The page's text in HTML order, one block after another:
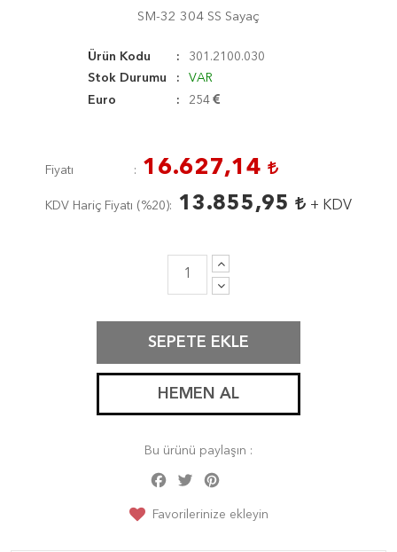
SM-32 304 SS Sayaç
Ürün Kodu
301.2100.030
Stok Durumu
VAR
Euro
254
Fiyatı 16.627,14
KDV Hariç Fiyatı (%20) 13.855,95 + KDV
SEPETE EKLE
HEMEN AL
Bu ürünü paylaşın :
Facebook
Twitter
Favorilerinize ekleyin